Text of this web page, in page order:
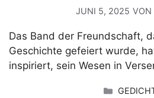
JUNI 5, 2025 VON
Das Band der Freundschaft,
Geschichte gefeiert wurde,
inspiriert, sein Wesen in